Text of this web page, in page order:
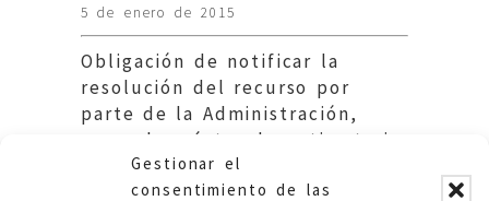
Gestionar el
consentimiento de las
5 de enero de 2015
Obligación de notificar la
resolución del recurso por
parte de la Administración,
pese al carácter desestimatorio
del silencio. Educación. DGA